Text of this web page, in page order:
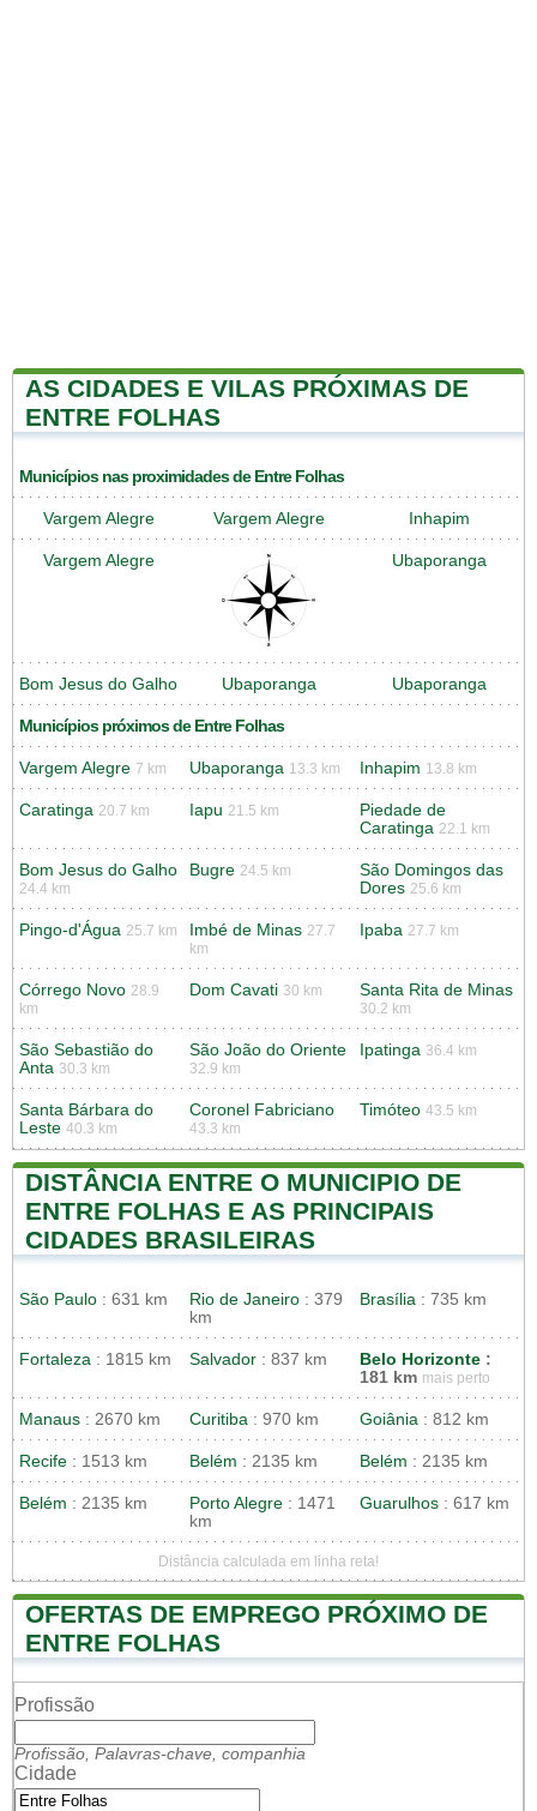
AS CIDADES E VILAS PRÓXIMAS DE
ENTRE FOLHAS
Municípios nas proximidades de Entre Folhas
Vargem Alegre Vargem Alegre Inhapim
Vargem Alegre Ubaporanga
Bom Jesus do Galho Ubaporanga Ubaporanga
Municípios próximos de Entre Folhas
Vargem Alegre 7 km Ubaporanga 13.3 km Inhapim 13.8 km
Caratinga 20.7 km Iapu 21.5 km
Piedade de
Caratinga 22.1 km
Bom Jesus do Galho
24.4 km
Bugre 24.5 km
São Domingos das
Dores 25.6 km
Pingo-d'Água 25.7 km Imbé de Minas 27.7
km
Ipaba 27.7 km
Córrego Novo 28.9
km
Dom Cavati 30 km Santa Rita de Minas
30.2 km
São Sebastião do
Anta 30.3 km
São João do Oriente
32.9 km
Ipatinga 36.4 km
Santa Bárbara do
Leste 40.3 km
Coronel Fabriciano
43.3 km
Timóteo 43.5 km
DISTÂNCIA ENTRE O MUNICIPIO DE
ENTRE FOLHAS E AS PRINCIPAIS
CIDADES BRASILEIRAS
São Paulo : 631 km Rio de Janeiro : 379
km
Brasília : 735 km
Fortaleza : 1815 km Salvador : 837 km Belo Horizonte :
181 km mais perto
Manaus : 2670 km Curitiba : 970 km Goiânia : 812 km
Recife : 1513 km Belém : 2135 km Belém : 2135 km
Belém : 2135 km Porto Alegre : 1471
km
Guarulhos : 617 km
Distância calculada em linha reta!
OFERTAS DE EMPREGO PRÓXIMO DE
ENTRE FOLHAS
Profissão
Profissão, Palavras-chave, companhia
Cidade